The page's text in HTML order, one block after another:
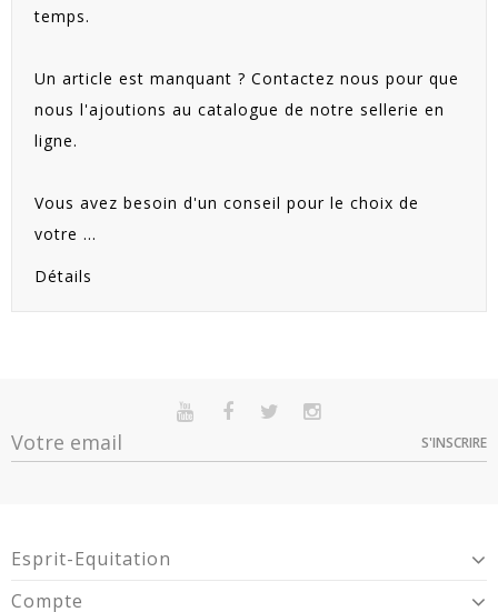
temps.
Un article est manquant ? Contactez nous pour que
nous l'ajoutions au catalogue de notre sellerie en
ligne.
Vous avez besoin d'un conseil pour le choix de
votre ...
Détails
S'INSCRIRE
Esprit-Equitation
Compte